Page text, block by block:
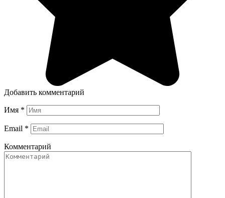
Добавить комментарий
Имя *
Email *
Комментарий